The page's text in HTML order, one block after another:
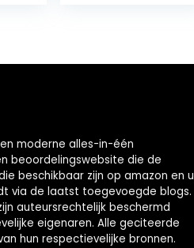
Voering…
moderne alles-in-één
beoordelingswebsite die de
beschikbaar zijn op amazon en u
via de laatst toegevoegde blogs.
auteursrechtelijk beschermd
eigenaren. Alle geciteerde
hun respectievelijke bronnen.